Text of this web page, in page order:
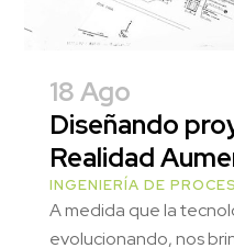
18 Ago
Diseñando
Realidad
INGENIERÍA DE
A medida que la
evolucionando, nos